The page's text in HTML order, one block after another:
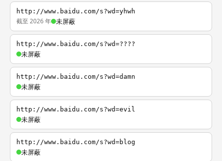
http://www.baidu.com/s?wd=yhwh
截至 2026 年 未屏蔽
http://www.baidu.com/s?wd=????
未屏蔽
http://www.baidu.com/s?wd=damn
未屏蔽
http://www.baidu.com/s?wd=evil
未屏蔽
http://www.baidu.com/s?wd=blog
未屏蔽